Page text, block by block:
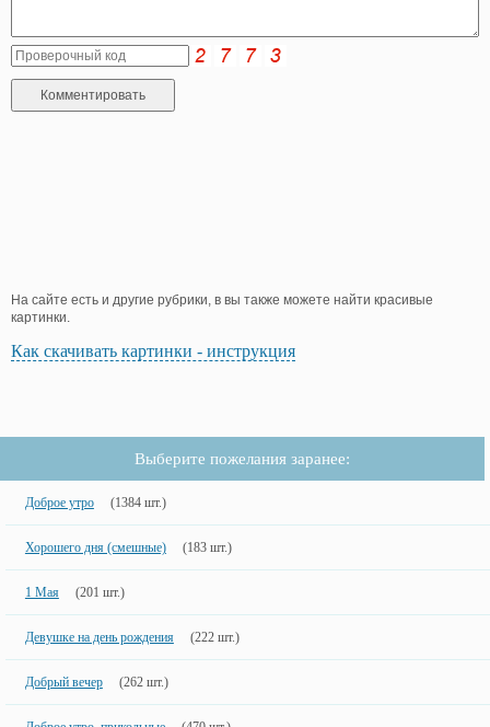
На сайте есть и другие рубрики, в вы также можете найти красивые
картинки.
Как скачивать картинки - инструкция
Выберите пожелания заранее:
Доброе утро (1384 шт.)
Хорошего дня (смешные) (183 шт.)
1 Мая (201 шт.)
Девушке на день рождения (222 шт.)
Добрый вечер (262 шт.)